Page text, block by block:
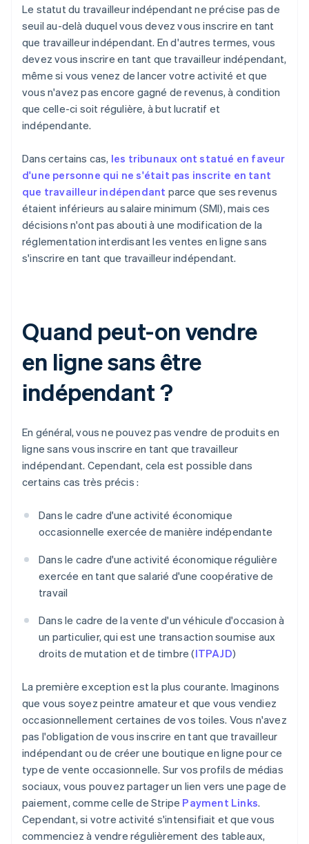
Le statut du travailleur indépendant ne précise pas de
seuil au-delà duquel vous devez vous inscrire en tant
que travailleur indépendant. En d'autres termes, vous
devez vous inscrire en tant que travailleur indépendant,
même si vous venez de lancer votre activité et que
vous n'avez pas encore gagné de revenus, à condition
que celle-ci soit régulière, à but lucratif et
indépendante.
Dans certains cas, les tribunaux ont statué en faveur
d'une personne qui ne s'était pas inscrite en tant
que travailleur indépendant parce que ses revenus
étaient inférieurs au salaire minimum (SMI), mais ces
décisions n'ont pas abouti à une modification de la
réglementation interdisant les ventes en ligne sans
s'inscrire en tant que travailleur indépendant.
Quand peut-on vendre
en ligne sans être
indépendant ?
En général, vous ne pouvez pas vendre de produits en
ligne sans vous inscrire en tant que travailleur
indépendant. Cependant, cela est possible dans
certains cas très précis :
Dans le cadre d'une activité économique
occasionnelle exercée de manière indépendante
Dans le cadre d'une activité économique régulière
exercée en tant que salarié d'une coopérative de
travail
Dans le cadre de la vente d'un véhicule d'occasion à
un particulier, qui est une transaction soumise aux
droits de mutation et de timbre (ITPAJD)
La première exception est la plus courante. Imaginons
que vous soyez peintre amateur et que vous vendiez
occasionnellement certaines de vos toiles. Vous n'avez
pas l'obligation de vous inscrire en tant que travailleur
indépendant ou de créer une boutique en ligne pour ce
type de vente occasionnelle. Sur vos profils de médias
sociaux, vous pouvez partager un lien vers une page de
paiement, comme celle de Stripe Payment Links.
Cependant, si votre activité s'intensifiait et que vous
commenciez à vendre régulièrement des tableaux,